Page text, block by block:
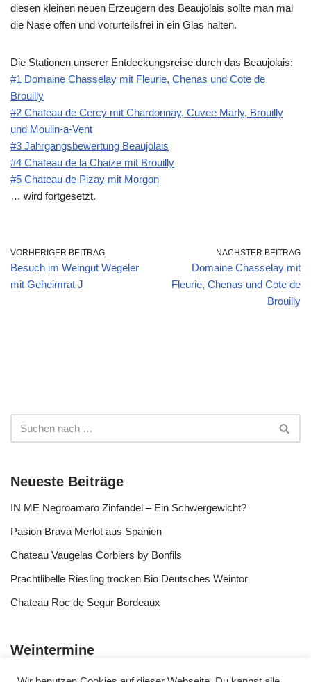
diesen kleinen neuen Erzeugern des Beaujolais sollte man mal
die Nase offen und vorurteilsfrei in ein Glas halten.
Die Stationen unserer Entdeckungsreise durch das Beaujolais:
#1 Domaine Chasselay mit Fleurie, Chenas und Cote de
Brouilly
#2 Chateau de Cercy mit Chardonnay, Cuvee Marly, Brouilly
und Moulin-a-Vent
#3 Jahrgangsbewertung Beaujolais
#4 Chateau de la Chaize mit Brouilly
#5 Chateau de Pizay mit Morgon
… wird fortgesetzt.
VORHERIGER BEITRAG
Besuch im Weingut Wegeler
mit Geheimrat J
NÄCHSTER BEITRAG
Domaine Chasselay mit
Fleurie, Chenas und Cote de
Brouilly
Neueste Beiträge
IN ME Negroamaro Zinfandel – Ein Schwergewicht?
Pasion Brava Merlot aus Spanien
Chateau Vaugelas Corbiers by Bonfils
Prachtlibelle Riesling trocken Bio Deutsches Weintor
Chateau Roc de Segur Bordeaux
Weintermine